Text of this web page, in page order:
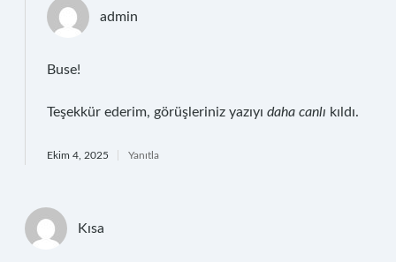
admin
Buse!
Teşekkür ederim, görüşleriniz yazıyı daha canlı kıldı.
Ekim 4, 2025 Yanıtla
Kısa